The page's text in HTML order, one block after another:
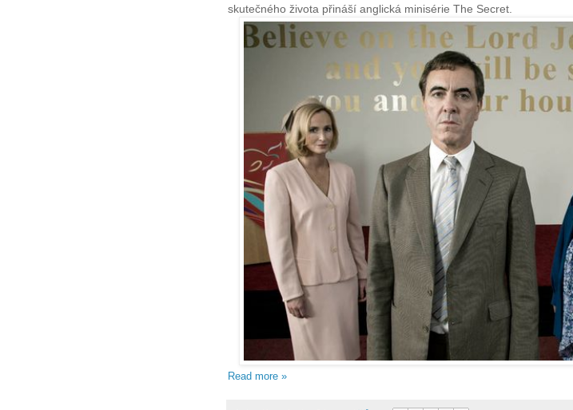
skutečného života přináší anglická minisérie The Secret.
Read more »